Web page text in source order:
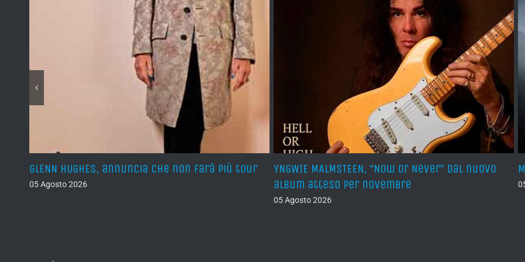
GLENN HUGHES, annuncia che non farà più tour
05 Agosto 2026
YNGWIE MALMSTEEN, “Now Or Never” dal nuovo
album atteso per novembre
05 Agosto 2026